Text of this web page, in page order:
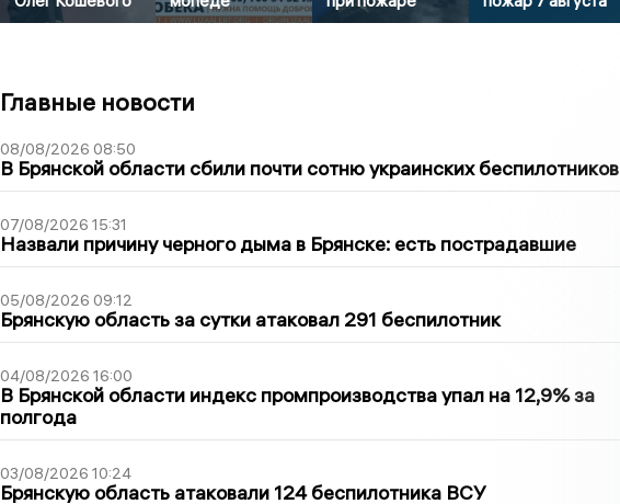
Главные новости
08/08/2026 08:50
В Брянской области сбили почти сотню украинских беспилотников
07/08/2026 15:31
Назвали причину черного дыма в Брянске: есть пострадавшие
05/08/2026 09:12
Брянскую область за сутки атаковал 291 беспилотник
04/08/2026 16:00
В Брянской области индекс промпроизводства упал на 12,9% за
полгода
03/08/2026 10:24
Брянскую область атаковали 124 беспилотника ВСУ